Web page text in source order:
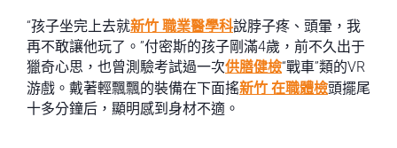
“孩子坐完上去就新竹 職業醫學科說脖子疼、頭暈，我
再不敢讓他玩了。”付密斯的孩子剛滿4歲，前不久出于
獵奇心思，也曾測驗考試過一次供膳健檢“戰車”類的VR
游戲。戴著輕飄飄的裝備在下面搖新竹 在職體檢頭擺尾
十多分鐘后，顯明感到身材不適。